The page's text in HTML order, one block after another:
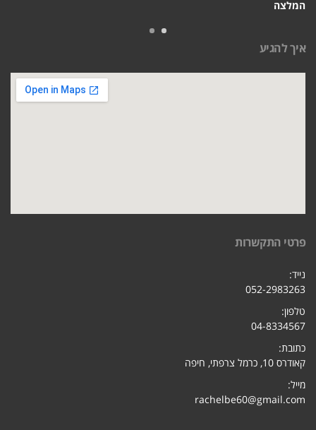
המלצה
איך להגיע
פרטי התקשרות
נייד:
052-2983263
טלפון:
04-8334567
כתובת:
קאודרס 10, כרמל צרפתי, חיפ
ה
מייל:
rachelbe60@gmail.com